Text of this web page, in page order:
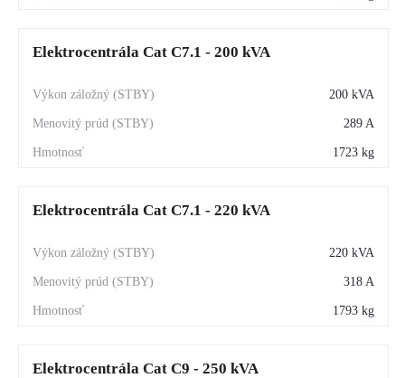
Elektrocentrála Cat C7.1 - 200 kVA
200 kVA
289 A
1723 kg
Elektrocentrála Cat C7.1 - 220 kVA
220 kVA
318 A
1793 kg
Elektrocentrála Cat C9 - 250 kVA